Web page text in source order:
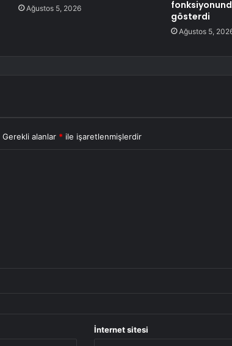
Ağustos 5, 2026
gösterdi
Ağustos 5,
Gerekli alanlar * ile işaretlenmişlerdir
İnternet sitesi